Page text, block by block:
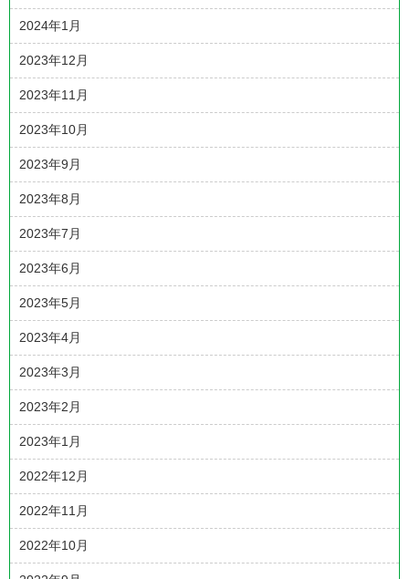
2024年1月
2023年12月
2023年11月
2023年10月
2023年9月
2023年8月
2023年7月
2023年6月
2023年5月
2023年4月
2023年3月
2023年2月
2023年1月
2022年12月
2022年11月
2022年10月